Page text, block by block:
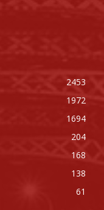
2453
1972
1694
204
168
138
61